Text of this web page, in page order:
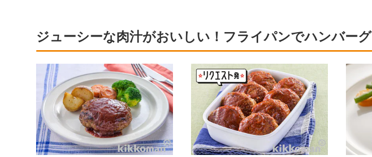
ジューシーな肉汁がおいしい！フライパンでハンバーグ